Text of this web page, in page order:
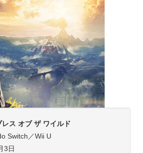
ス オブ ザ ワイルド
Switch／Wii U
3日